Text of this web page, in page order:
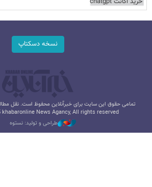
نسخه دسکتاپ
تمامی حقوق این سایت برای خبرآنلاین محفوظ است. نقل
News Agancy, All rights reserved
طراحی و تولید: نستوه